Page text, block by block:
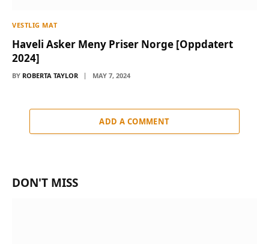
VESTLIG MAT
Haveli Asker Meny Priser Norge [Oppdatert
2024]
BY ROBERTA TAYLOR MAY 7, 2024
ADD A COMMENT
DON'T MISS